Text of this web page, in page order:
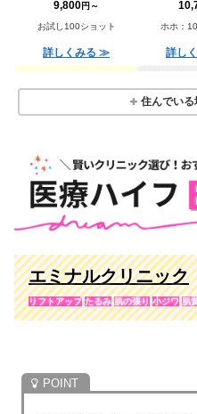
9,800円～
お試し100ショット ホホ：
詳しくみる ≫ 詳し
住んでいる
エミナルクリニック
リフトアップ たるみ 肌の張り 小ジワ 肌